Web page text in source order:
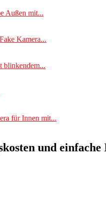
Außen mit...
Kamera...
blinkendem...
für Innen mit...
und